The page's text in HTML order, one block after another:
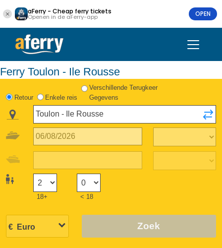
aFerry - Cheap ferry tickets
Openen in de aFerry-app OPEN
Ferry Toulon - Ile Rousse
Retour Enkele reis
Verschillende Terugkeer
Gegevens
18+ < 18
Zoek